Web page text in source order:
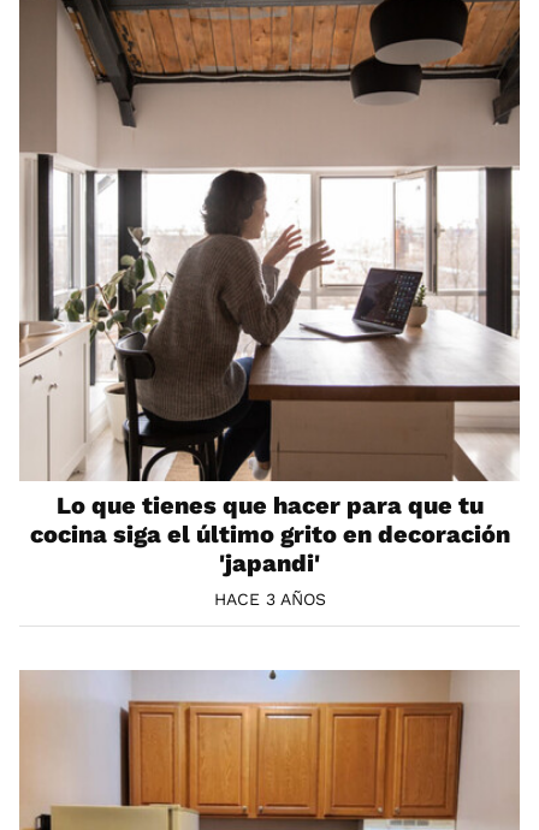
Lo que tienes que hacer para que tu
cocina siga el último grito en decoración
'japandi'
HACE 3 AÑOS